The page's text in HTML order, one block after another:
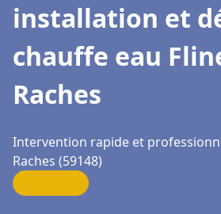
installation et
chauffe eau
Raches
Intervention rapide et
Raches (59148)